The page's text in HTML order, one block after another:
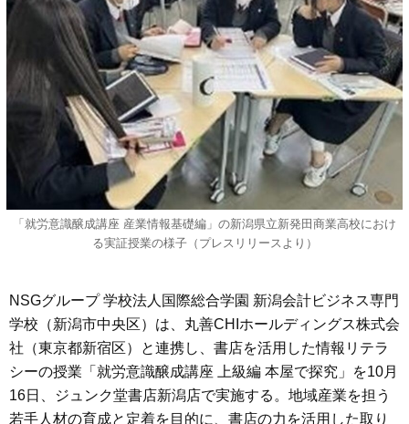
「就労意識醸成講座 産業情報基礎編」の新潟県立新発田商業高校におけ
る実証授業の様子（プレスリリースより）
NSGグループ 学校法人国際総合学園 新潟会計ビジネス専門
学校（新潟市中央区）は、丸善CHIホールディングス株式会
社（東京都新宿区）と連携し、書店を活用した情報リテラ
シーの授業「就労意識醸成講座 上級編 本屋で探究」を10月
16日、ジュンク堂書店新潟店で実施する。地域産業を担う
若手人材の育成と定着を目的に、書店の力を活用した取り